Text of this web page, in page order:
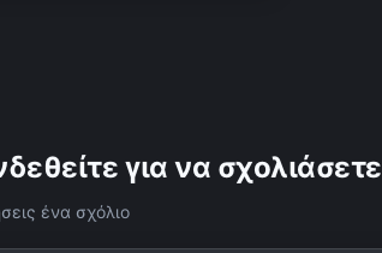
για να σχολιάσετε
ένα σχόλιο